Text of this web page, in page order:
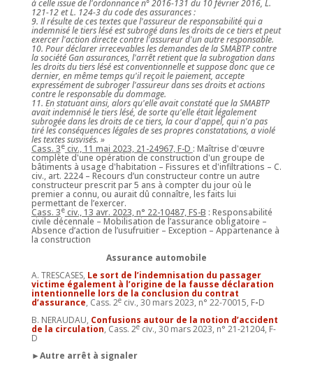
à celle issue de l'ordonnance n° 2016-131 du 10 février 2016, L.
121-12 et L. 124-3 du code des assurances :
9. Il résulte de ces textes que l'assureur de responsabilité qui a
indemnisé le tiers lésé est subrogé dans les droits de ce tiers et peut
exercer l'action directe contre l'assureur d'un autre responsable.
10. Pour déclarer irrecevables les demandes de la SMABTP contre
la société Gan assurances, l'arrêt retient que la subrogation dans
les droits du tiers lésé est conventionnelle et suppose donc que ce
dernier, en même temps qu'il reçoit le paiement, accepte
expressément de subroger l'assureur dans ses droits et actions
contre le responsable du dommage.
11. En statuant ainsi, alors qu'elle avait constaté que la SMABTP
avait indemnisé le tiers lésé, de sorte qu'elle était légalement
subrogée dans les droits de ce tiers, la cour d'appel, qui n'a pas
tiré les conséquences légales de ses propres constatations, a violé
les textes susvisés. »
Cass. 3eciv., 11 mai 2023, 21-24967, F-D : Maîtrise d'œuvre
complète d'une opération de construction d'un groupe de
bâtiments à usage d'habitation – Fissures et d'infiltrations – C.
civ., art. 2224 – Recours d’un constructeur contre un autre
constructeur prescrit par 5 ans à compter du jour où le
premier a connu, ou aurait dû connaître, les faits lui
permettant de l’exercer.
Cass. 3eciv., 13 avr. 2023, n° 22-10487, FS-B : Responsabilité
civile décennale – Mobilisation de l’assurance obligatoire –
Absence d’action de l’usufruitier – Exception – Appartenance à
la construction
Assurance automobile
A. TRESCASES, Le sort de l’indemnisation du passager
victime également à l’origine de la fausse déclaration
intentionnelle lors de la conclusion du contrat
d’assurance, Cass. 2eciv., 30 mars 2023, n° 22-70015, F-D
B. NERAUDAU, Confusions autour de la notion d’accident
de la circulation, Cass. 2eciv., 30 mars 2023, n° 21-21204, F-
D
►Autre arrêt à signaler